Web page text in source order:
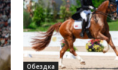
Обездка